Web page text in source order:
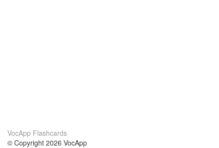
VocApp Flashcards
© Copyright 2026 VocApp